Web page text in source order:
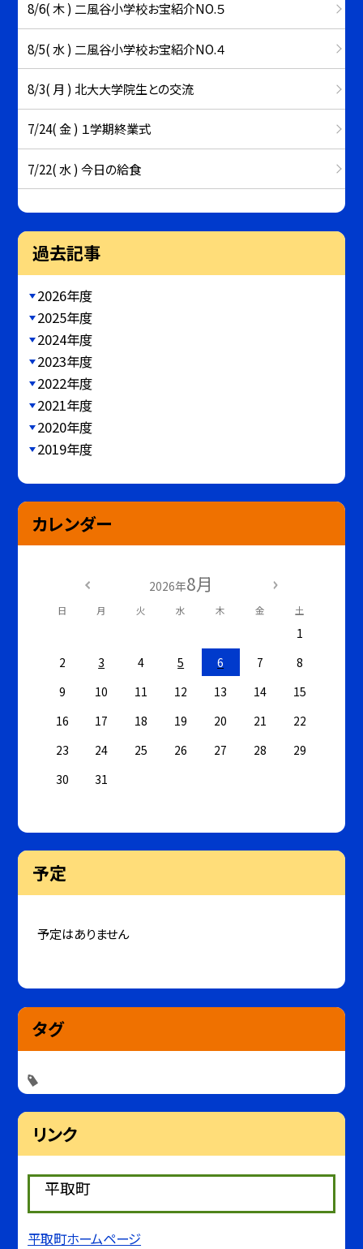
8/6( 木 ) 二風谷小学校お宝紹介NO.５
8/5( 水 ) 二風谷小学校お宝紹介NO.４
8/3( 月 ) 北大大学院生との交流
7/24( 金 ) １学期終業式
7/22( 水 ) 今日の給食
過去記事
2026年度
2025年度
2024年度
2023年度
2022年度
2021年度
2020年度
2019年度
カレンダー
2026年8月
日 月 火 水 木 金 土
1
2
3 4 5 6 7
8
9
10 11 12 13 14
15
16
17 18 19 20 21
22
23
24 25 26 27 28
29
30
31
予定
予定はありません
タグ
リンク
平取町
平取町ホームページ